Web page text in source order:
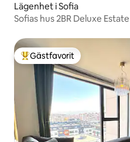
Lägenhet i Sofia
Sofias hus 2BR Deluxe Estate
Populär gästfavorit
Gästfavorit